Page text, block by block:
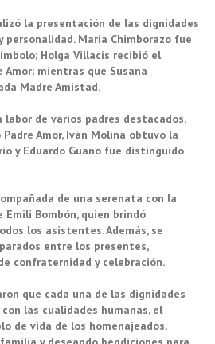
la presentación de las dignidades
personalidad. María Chimborazo fue
Holga Villacís recibió el
mientras que Susana
Madre Amistad.
labor de varios padres destacados.
Amor, Iván Molina obtuvo la
y Eduardo Guano fue distinguido
de una serenata con la
Bombón, quien brindó
los asistentes. Además, se
entre los presentes,
confraternidad y celebración.
que cada una de las dignidades
las cualidades humanas, el
de vida de los homenajeados,